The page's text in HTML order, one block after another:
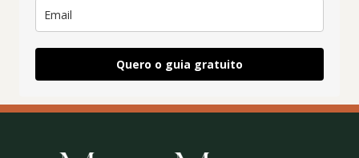
Quero o guia gratuito